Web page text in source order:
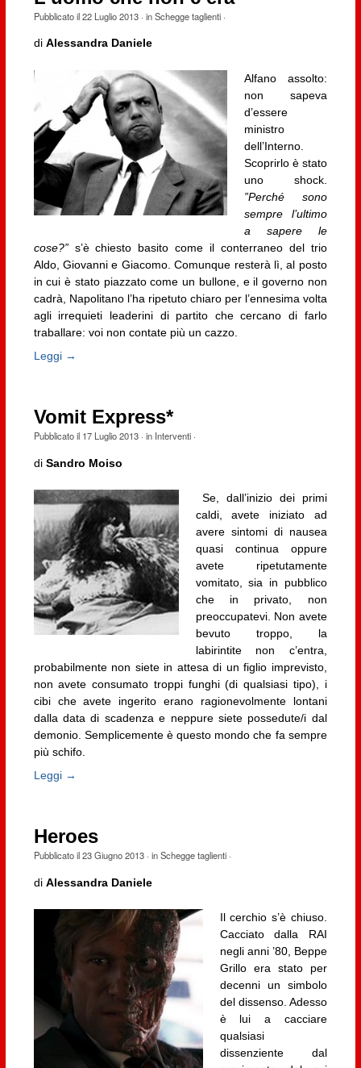
Pubblicato il22 Luglio 2013· inSchegge taglienti·
di Alessandra Daniele
Alfano assolto:
non sapeva
d’essere
ministro
dell’Interno.
Scoprirlo è stato
uno shock.
”Perché sono
sempre l’ultimo
a sapere le
cose?”s’è chiesto basito come il conterraneo del trio
Aldo, Giovanni e Giacomo. Comunque resterà lì, al posto
in cui è stato piazzato come un bullone, e il governo non
cadrà, Napolitano l’ha ripetuto chiaro per l’ennesima volta
agli irrequieti leaderini di partito che cercano di farlo
traballare: voi non contate più un cazzo.
Leggi →
Vomit Express*
Pubblicato il 17 Luglio 2013· in Interventi·
di Sandro Moiso
Se, dall’inizio dei primi
caldi, avete iniziato ad
avere sintomi di nausea
quasi continua oppure
avete ripetutamente
vomitato, sia in pubblico
che in privato, non
preoccupatevi. Non avete
bevuto troppo, la
labirintite non c’entra,
probabilmente non siete in attesa di un figlio imprevisto,
non avete consumato troppi funghi (di qualsiasi tipo), i
cibi che avete ingerito erano ragionevolmente lontani
dalla data di scadenza e neppure siete possedute/i dal
demonio. Semplicemente è questo mondo che fa sempre
più schifo.
Leggi →
Heroes
Pubblicato il23 Giugno 2013· inSchegge taglienti·
di Alessandra Daniele
Il cerchio s’è chiuso.
Cacciato dalla RAI
negli anni ’80, Beppe
Grillo era stato per
decenni un simbolo
del dissenso. Adesso
è lui a cacciare
qualsiasi
dissenziente dal